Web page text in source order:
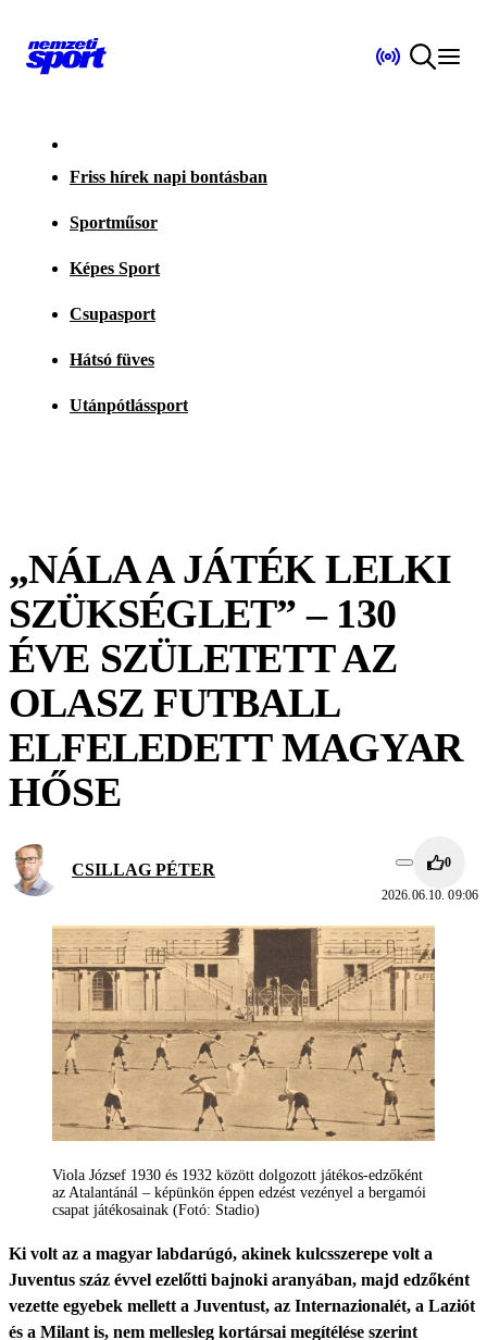
Friss hírek napi bontásban
Sportműsor
Képes Sport
Csupasport
Hátsó füves
Utánpótlássport
„NÁLA A JÁTÉK LELKI
SZÜKSÉGLET” – 130
ÉVE SZÜLETETT AZ
OLASZ FUTBALL
ELFELEDETT MAGYAR
HŐSE
CSILLAG PÉTER 0
2026.06.10. 09:06
Viola József 1930 és 1932 között dolgozott játékos-edzőként
az Atalantánál – képünkön éppen edzést vezényel a bergamói
csapat játékosainak (Fotó: Stadio)
Ki volt az a magyar labdarúgó, akinek kulcsszerepe volt a
Juventus száz évvel ezelőtti bajnoki aranyában, majd edzőként
vezette egyebek mellett a Juventust, az Internazionalét, a Laziót
és a Milant is, nem mellesleg kortársai megítélése szerint